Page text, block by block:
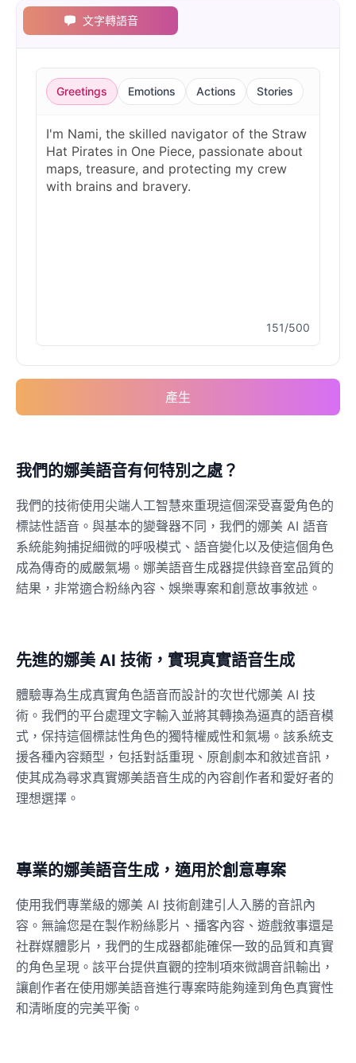
文字轉語音
Greetings Emotions Actions Stories
151/500
產生
我們的娜美語音有何特別之處？
我們的技術使用尖端人工智慧來重現這個深受喜愛角色的
標誌性語音。與基本的變聲器不同，我們的娜美 AI 語音
系統能夠捕捉細微的呼吸模式、語音變化以及使這個角色
成為傳奇的威嚴氣場。娜美語音生成器提供錄音室品質的
結果，非常適合粉絲內容、娛樂專案和創意故事敘述。
先進的娜美 AI 技術，實現真實語音生成
體驗專為生成真實角色語音而設計的次世代娜美 AI 技
術。我們的平台處理文字輸入並將其轉換為逼真的語音模
式，保持這個標誌性角色的獨特權威性和氣場。該系統支
援各種內容類型，包括對話重現、原創劇本和敘述音訊，
使其成為尋求真實娜美語音生成的內容創作者和愛好者的
理想選擇。
專業的娜美語音生成，適用於創意專案
使用我們專業級的娜美 AI 技術創建引人入勝的音訊內
容。無論您是在製作粉絲影片、播客內容、遊戲敘事還是
社群媒體影片，我們的生成器都能確保一致的品質和真實
的角色呈現。該平台提供直觀的控制項來微調音訊輸出，
讓創作者在使用娜美語音進行專案時能夠達到角色真實性
和清晰度的完美平衡。